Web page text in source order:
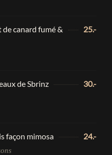
canard fumé &
25.-
de Sbrinz 30.-
façon mimosa 24.-